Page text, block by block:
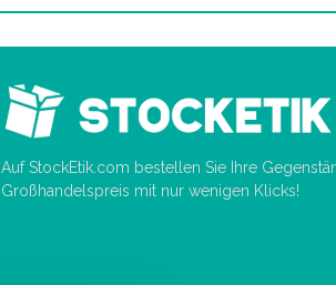
Auf StockEtik.com bestellen Sie Ihre
Großhandelspreis mit nur wenigen Klicks!